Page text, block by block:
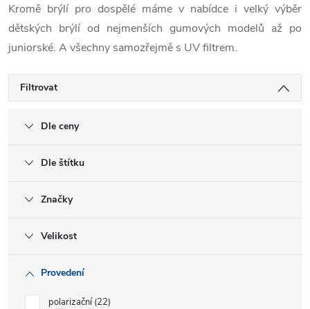
Kromě brýlí pro dospělé máme v nabídce i velký výběr
dětských brýlí od nejmenších gumových modelů až po
juniorské. A všechny samozřejmě s UV filtrem.
Filtrovat
Dle ceny
Dle štítku
Značky
Velikost
Provedení
polarizační 22